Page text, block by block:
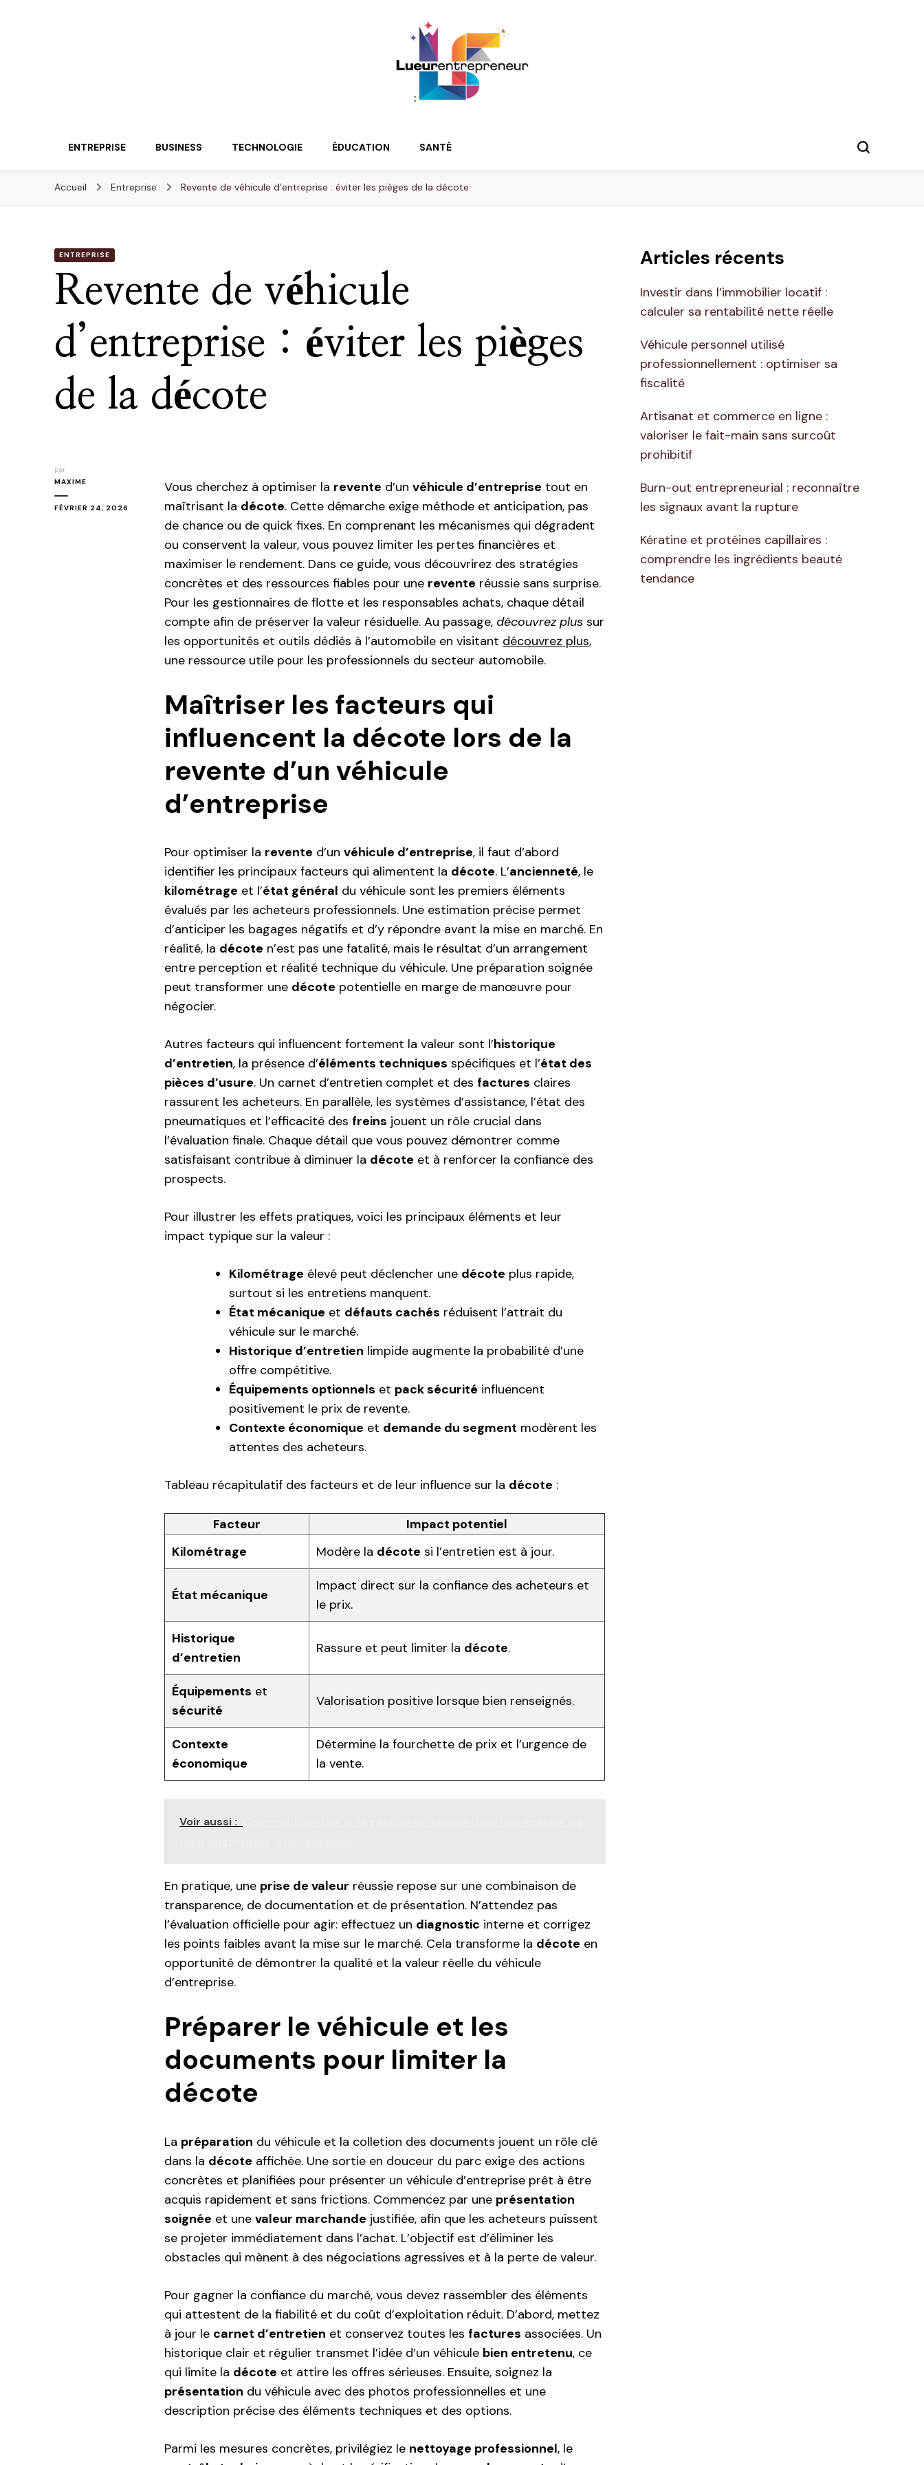
ENTREPRISE BUSINESS TECHNOLOGIE ÉDUCATION SANTÉ
Accueil Entreprise Revente de véhicule d’entreprise : éviter les pièges de la décote
ENTREPRISE
Revente de véhicule
d’entreprise : éviter les pièges
de la décote
par
MAXIME
FÉVRIER 24, 2026
Vous cherchez à optimiser la revente d’un véhicule d’entreprise tout en
maîtrisant la décote. Cette démarche exige méthode et anticipation, pas
de chance ou de quick fixes. En comprenant les mécanismes qui dégradent
ou conservent la valeur, vous pouvez limiter les pertes financières et
maximiser le rendement. Dans ce guide, vous découvrirez des stratégies
concrètes et des ressources fiables pour une revente réussie sans surprise.
Pour les gestionnaires de flotte et les responsables achats, chaque détail
compte afin de préserver la valeur résiduelle. Au passage, découvrez plus sur
les opportunités et outils dédiés à l’automobile en visitant découvrez plus,
une ressource utile pour les professionnels du secteur automobile.
Maîtriser les facteurs qui
influencent la décote lors de la
revente d’un véhicule
d’entreprise
Pour optimiser la revente d’un véhicule d’entreprise, il faut d’abord
identifier les principaux facteurs qui alimentent la décote. L’ancienneté, le
kilométrage et l’état général du véhicule sont les premiers éléments
évalués par les acheteurs professionnels. Une estimation précise permet
d’anticiper les bagages négatifs et d’y répondre avant la mise en marché. En
réalité, la décote n’est pas une fatalité, mais le résultat d’un arrangement
entre perception et réalité technique du véhicule. Une préparation soignée
peut transformer une décote potentielle en marge de manœuvre pour
négocier.
Autres facteurs qui influencent fortement la valeur sont l’historique
d’entretien, la présence d’éléments techniques spécifiques et l’état des
pièces d’usure. Un carnet d’entretien complet et des factures claires
rassurent les acheteurs. En parallèle, les systèmes d’assistance, l’état des
pneumatiques et l’efficacité des freins jouent un rôle crucial dans
l’évaluation finale. Chaque détail que vous pouvez démontrer comme
satisfaisant contribue à diminuer la décote et à renforcer la confiance des
prospects.
Pour illustrer les effets pratiques, voici les principaux éléments et leur
impact typique sur la valeur :
Kilométrage élevé peut déclencher une décote plus rapide,
surtout si les entretiens manquent.
État mécanique et défauts cachés réduisent l’attrait du
véhicule sur le marché.
Historique d’entretien limpide augmente la probabilité d’une
offre compétitive.
Équipements optionnels et pack sécurité influencent
positivement le prix de revente.
Contexte économique et demande du segment modèrent les
attentes des acheteurs.
Tableau récapitulatif des facteurs et de leur influence sur la décote :
Facteur
Impact potentiel
Kilométrage
Modère la décote si l’entretien est à jour.
État mécanique
Impact direct sur la confiance des acheteurs et
le prix.
Historique
d’entretien
Rassure et peut limiter la décote.
Équipements et
sécurité
Valorisation positive lorsque bien renseignés.
Contexte
économique
Détermine la fourchette de prix et l’urgence de
la vente.
Voir aussi :
En pratique, une prise de valeur réussie repose sur une combinaison de
transparence, de documentation et de présentation. N’attendez pas
l’évaluation officielle pour agir: effectuez un diagnostic interne et corrigez
les points faibles avant la mise sur le marché. Cela transforme la décote en
opportunité de démontrer la qualité et la valeur réelle du véhicule
d’entreprise.
Préparer le véhicule et les
documents pour limiter la
décote
La préparation du véhicule et la colletion des documents jouent un rôle clé
dans la décote affichée. Une sortie en douceur du parc exige des actions
concrètes et planifiées pour présenter un véhicule d’entreprise prêt à être
acquis rapidement et sans frictions. Commencez par une présentation
soignée et une valeur marchande justifiée, afin que les acheteurs puissent
se projeter immédiatement dans l’achat. L’objectif est d’éliminer les
obstacles qui mènent à des négociations agressives et à la perte de valeur.
Pour gagner la confiance du marché, vous devez rassembler des éléments
qui attestent de la fiabilité et du coût d’exploitation réduit. D’abord, mettez
à jour le carnet d’entretien et conservez toutes les factures associées. Un
historique clair et régulier transmet l’idée d’un véhicule bien entretenu, ce
qui limite la décote et attire les offres sérieuses. Ensuite, soignez la
présentation du véhicule avec des photos professionnelles et une
description précise des éléments techniques et des options.
Parmi les mesures concrètes, privilégiez le nettoyage professionnel, le
Articles récents
Investir dans l’immobilier locatif :
calculer sa rentabilité nette réelle
Véhicule personnel utilisé
professionnellement : optimiser sa
fiscalité
Artisanat et commerce en ligne :
valoriser le fait-main sans surcoût
prohibitif
Burn-out entrepreneurial : reconnaître
les signaux avant la rupture
Kératine et protéines capillaires :
comprendre les ingrédients beauté
tendance